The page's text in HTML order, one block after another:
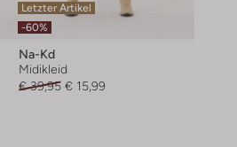
Letzter Artikel
-60%
Na-Kd
Midikleid
€ 39,95 € 15,99